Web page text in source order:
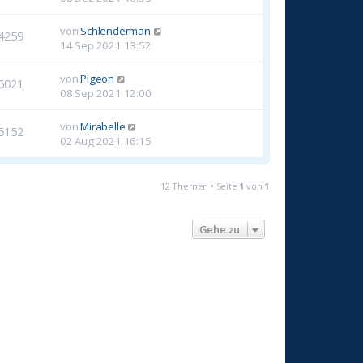
von Schlenderman
14 Sep 2021 13:52
vonPigeon
08 Sep 2021 12:00
vonMirabelle
02 Aug 2021 16:15
12 Themen • Seite 1 von 1
Gehe zu